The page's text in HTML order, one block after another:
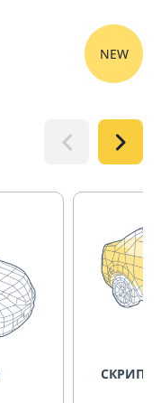
NEW